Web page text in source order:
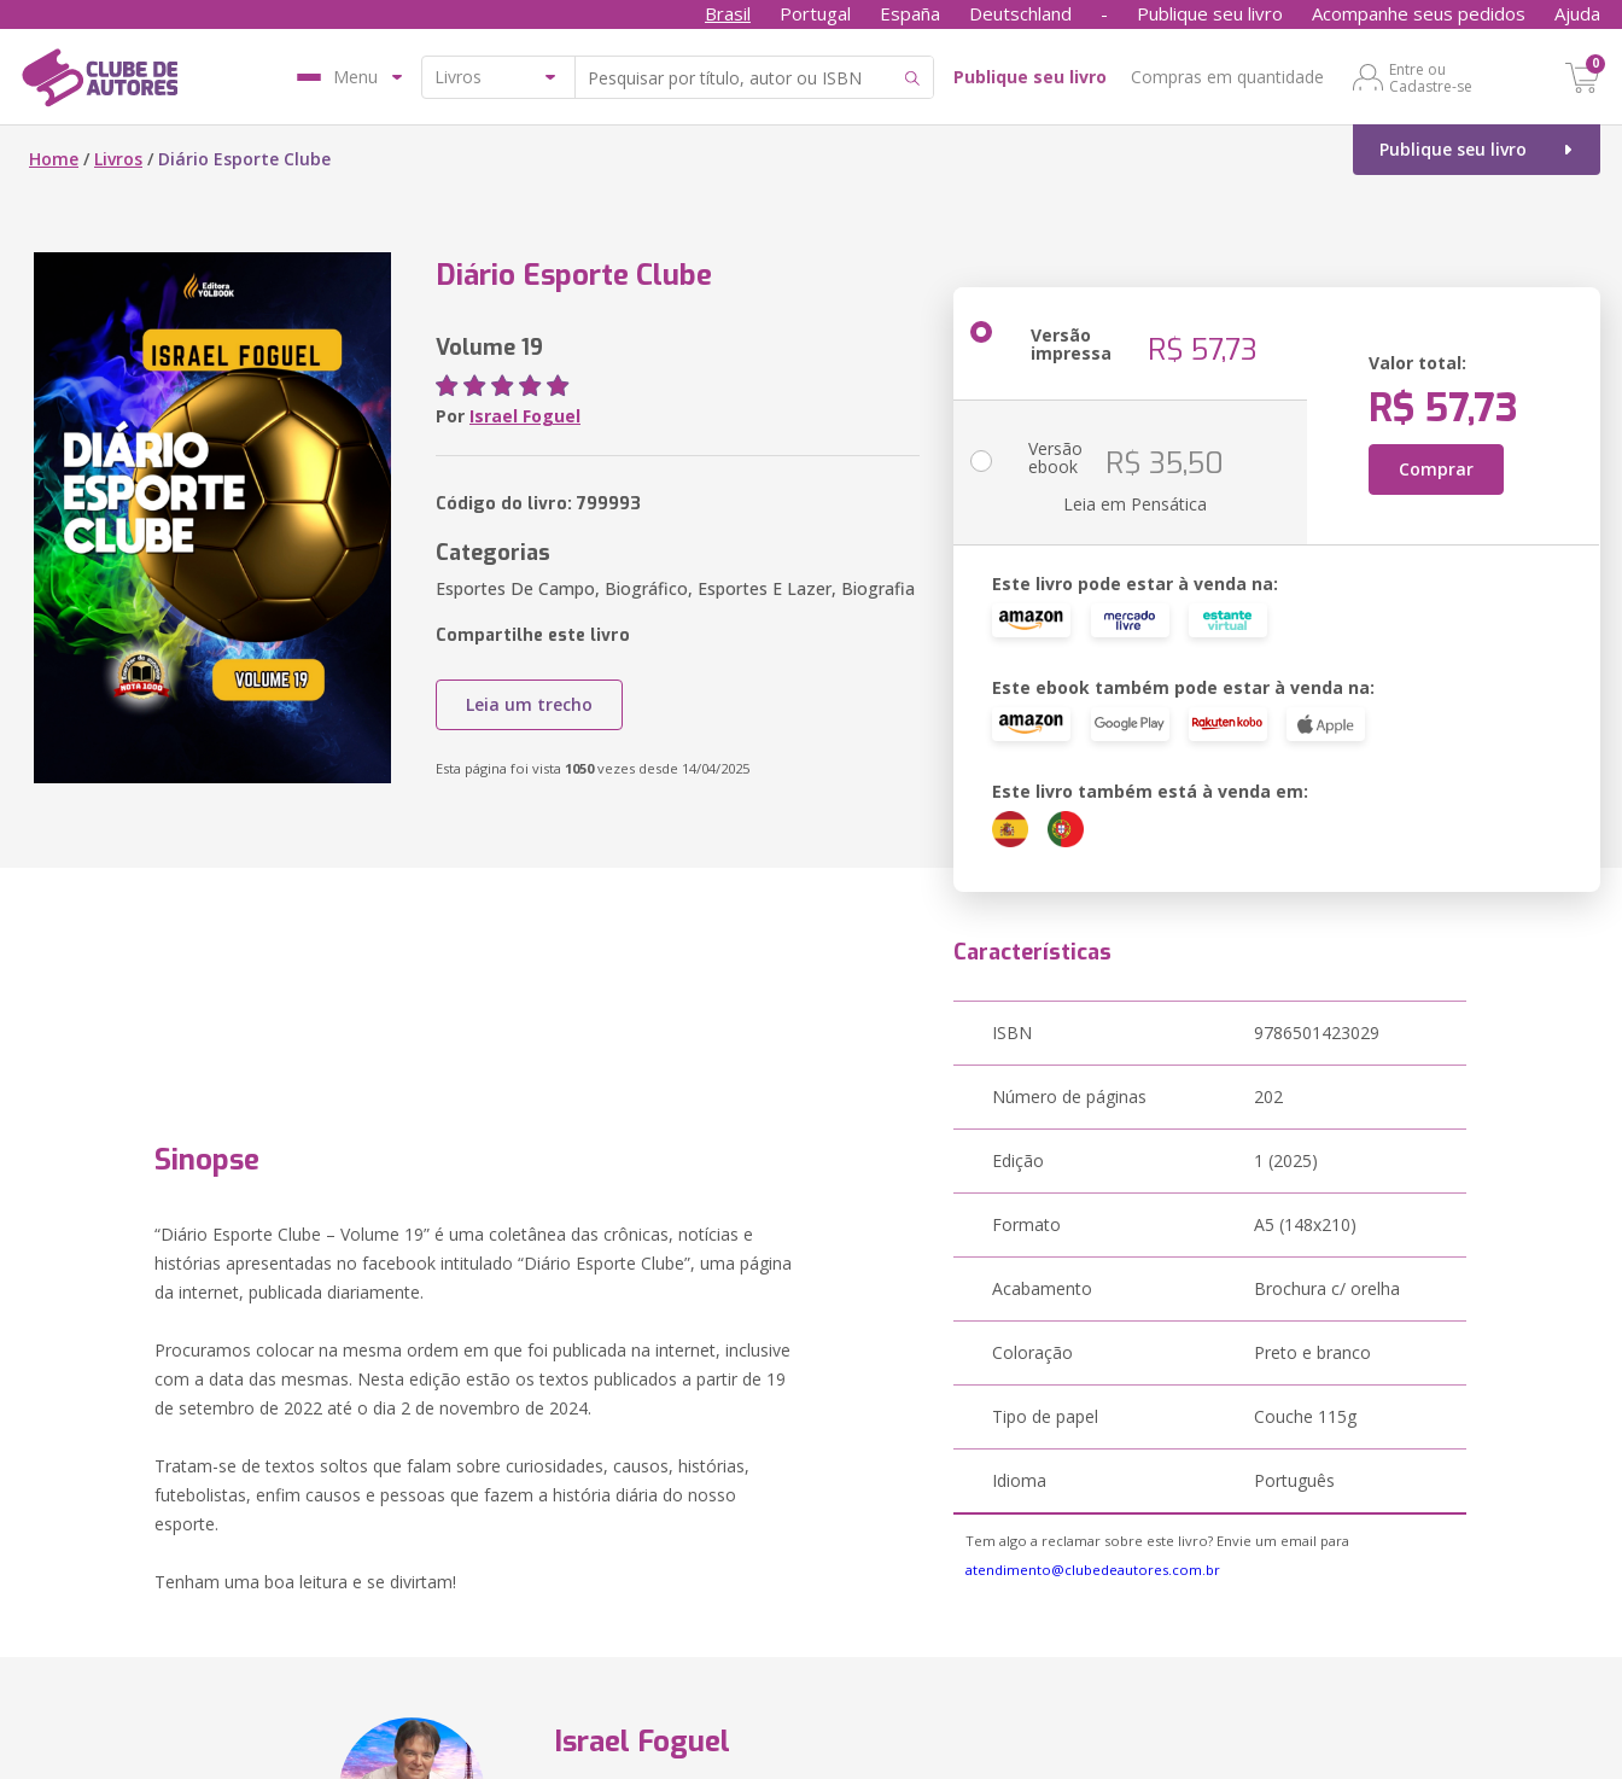
Brasil Portugal España Deutschland - Publique seu livro Acompanhe seus pedidos Ajuda
Menu Publique seu livro Compras em quantidade
Entre ou
Cadastre-se
0
Publique seu livro
Home / Livros / Diário Esporte Clube
Diário Esporte Clube
Volume 19
Por Israel Foguel
Código do livro: 799993
Categorias
Esportes De Campo, Biográfico, Esportes E Lazer, Biografia
Compartilhe este livro
Leia um trecho
Esta página foi vista 1050vezes desde 14/04/2025
Versão
impressa R$ 57,73 Valor total:
R$ 57,73
Comprar
Versão
ebook R$ 35,50
Leia em Pensática
Este livro pode estar à venda na:
Este ebook também pode estar à venda na:
Este livro também está à venda em:
Sinopse
“Diário Esporte Clube – Volume 19” é uma coletânea das crônicas, notícias e
histórias apresentadas no facebook intitulado “Diário Esporte Clube”, uma página
da internet, publicada diariamente.
Procuramos colocar na mesma ordem em que foi publicada na internet, inclusive
com a data das mesmas. Nesta edição estão os textos publicados a partir de 19
de setembro de 2022 até o dia 2 de novembro de 2024.
Tratam-se de textos soltos que falam sobre curiosidades, causos, histórias,
futebolistas, enfim causos e pessoas que fazem a história diária do nosso
esporte.
Tenham uma boa leitura e se divirtam!
Características
ISBN 9786501423029
Número de páginas 202
Edição 1 (2025)
Formato A5 (148x210)
Acabamento Brochura c/ orelha
Coloração Preto e branco
Tipo de papel Couche 115g
Idioma Português
Tem algo a reclamar sobre este livro? Envie um email para
atendimento@clubedeautores.com.br
Israel Foguel